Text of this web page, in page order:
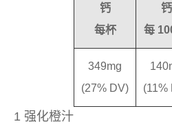
1 强化橙汁
钙
每杯
钙
每
349mg
(27% DV)
(11%